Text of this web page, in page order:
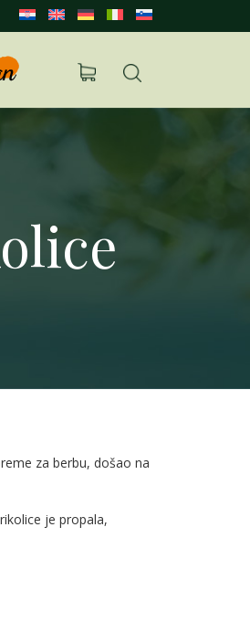
za berbu, došao na
je propala,